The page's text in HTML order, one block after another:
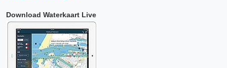
Download Waterkaart Live